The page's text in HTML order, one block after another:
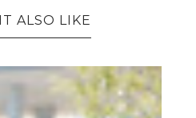
ALSO LIKE